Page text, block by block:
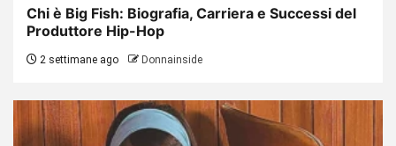
Chi è Big Fish: Biografia, Carriera e Successi del
Produttore Hip-Hop
2 settimane ago Donnainside